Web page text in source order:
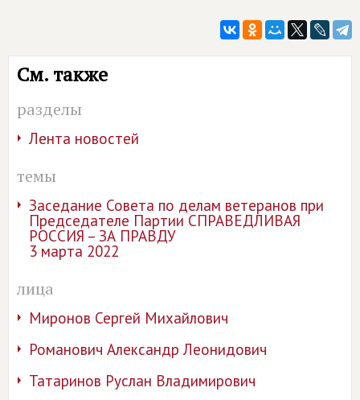
См. также
разделы
Лента новостей
темы
Заседание Совета по делам ветеранов при
Председателе Партии СПРАВЕДЛИВАЯ
РОССИЯ – ЗА ПРАВДУ
3 марта 2022
лица
Миронов Сергей Михайлович
Романович Александр Леонидович
Татаринов Руслан Владимирович